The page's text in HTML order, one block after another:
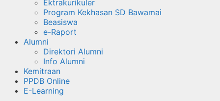
Ektrakurikuler
Program Kekhasan SD Bawamai
Beasiswa
e-Raport
Alumni
Direktori Alumni
Info Alumni
Kemitraan
PPDB Online
E-Learning